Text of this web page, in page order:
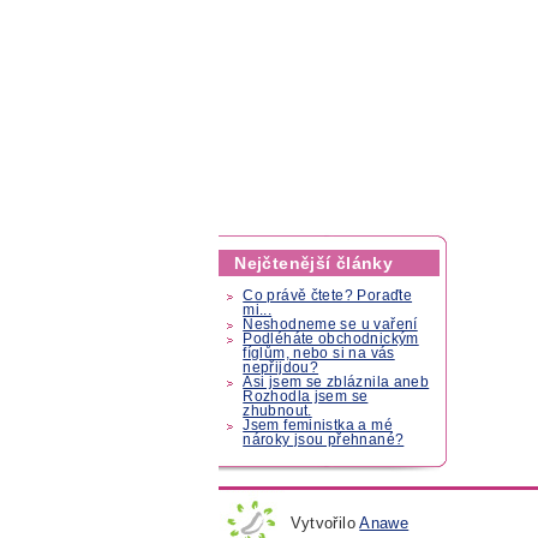
Nejčtenější články
Co právě čtete? Poraďte
mi...
Neshodneme se u vaření
Podléháte obchodnickým
fíglům, nebo si na vás
nepřijdou?
Asi jsem se zbláznila aneb
Rozhodla jsem se
zhubnout.
Jsem feministka a mé
nároky jsou přehnané?
VytvořiloAnawe